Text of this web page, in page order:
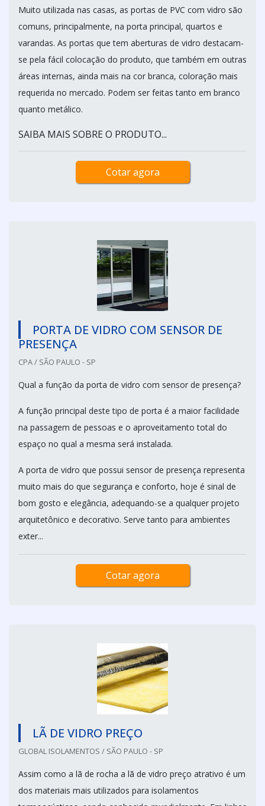
Muito utilizada nas casas, as portas de PVC com vidro são
comuns, principalmente, na porta principal, quartos e
varandas. As portas que tem aberturas de vidro destacam-
se pela fácil colocação do produto, que também em outras
áreas internas, ainda mais na cor branca, coloração mais
requerida no mercado. Podem ser feitas tanto em branco
quanto metálico.
SAIBA MAIS SOBRE O PRODUTO...
Cotar agora
PORTA DE VIDRO COM SENSOR DE
PRESENÇA
CPA / SÃO PAULO - SP
Qual a função da porta de vidro com sensor de presença?
A função principal deste tipo de porta é a maior facilidade
na passagem de pessoas e o aproveitamento total do
espaço no qual a mesma será instalada.
A porta de vidro que possui sensor de presença representa
muito mais do que segurança e conforto, hoje é sinal de
bom gosto e elegância, adequando-se a qualquer projeto
arquitetônico e decorativo. Serve tanto para ambientes
exter...
Cotar agora
LÃ DE VIDRO PREÇO
GLOBAL ISOLAMENTOS / SÃO PAULO - SP
Assim como a lã de rocha a lã de vidro preço atrativo é um
dos materiais mais utilizados para isolamentos